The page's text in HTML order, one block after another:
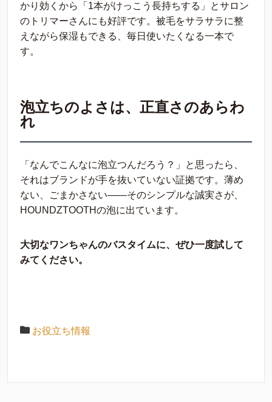
かり効くから「1本がけっこう長持ちする」とサロン
のトリマーさんにも好評です。被毛をサラサラに整
えながら保湿もできる、毎日使いたくなる一本で
す。
泡立ちのよさは、正直さのあらわ
れ
「なんでこんなに泡立つんだろう？」と思ったら、
それはブランドが手を抜いていない証拠です。薄め
ない、ごまかさない——そのシンプルな誠実さが、
HOUNDZTOOTHの泡に出ています。
大切なワンちゃんのバスタイムに、ぜひ一度試して
みてください。
お役立ち情報